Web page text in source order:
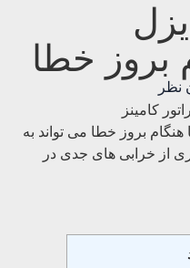
بروز خطا
نظر
هنگام بروز خطا می ‌تواند به
از خرابی ‌های جدی در